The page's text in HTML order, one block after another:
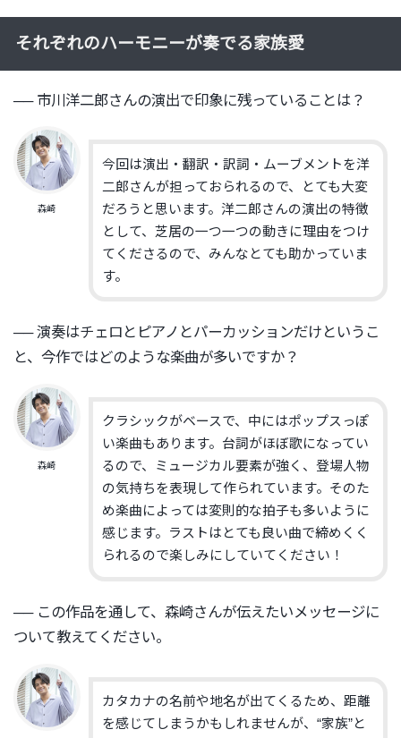
それぞれのハーモニーが奏でる家族愛
── 市川洋二郎さんの演出で印象に残っていることは？
森崎
今回は演出・翻訳・訳詞・ ムーブメントを洋
二郎さんが担っておられるので、
とても大変
だろうと思います。洋二郎さんの演出の特徴
として、 芝居の一つ一つの動きに理由をつけ
てくださるので、 みんなとても助かっていま
す。
── 演奏はチェロとピアノとパーカッションだけというこ
と、 今作ではどのような楽曲が多いですか？
森崎
クラシックがベースで、中にはポップスっぽ
い楽曲もあります。 台詞がほぼ歌になってい
るので、ミュージカル要素が強く、 登場人物
の気持ちを表現して作られています。 そのた
め楽曲によっては変則的な拍子も多いように
感じます。
ラストはとても良い曲で締めくく
られるので楽しみにしていてください！
── この作品を通して、 森崎さんが伝えたいメッセージに
ついて教えてください。
カタカナの名前や地名が出てくるため、 距離
を感じてしまうかもしれませんが、“家族”と